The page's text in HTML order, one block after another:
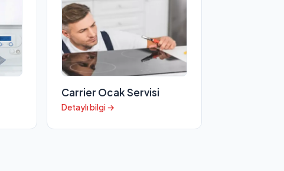
Carrier Ocak Servisi
Detaylı bilgi →